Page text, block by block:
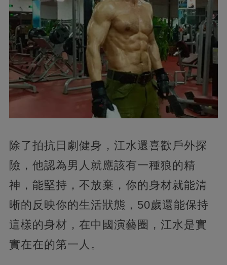
除了拍抗日劇健身，江水還喜歡戶外探
險，他認為男人就應該有一種狼的精
神，能堅持，不放棄，你的身材就能清
晰的反映你的生活狀態，50歲還能保持
這樣的身材，在中國演藝圈，江水是實
實在在的第一人。